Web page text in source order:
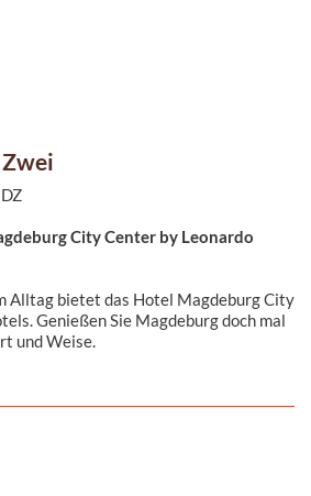
City Center by Leonardo
Alltag bietet das Hotel Magdeburg City
Genießen Sie Magdeburg doch mal
und Weise.